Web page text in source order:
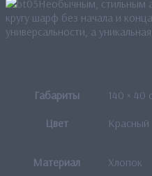
Необычным, стильным
кругу шарф без начала и
универсальности, а
Габариты
140 × 40
Цвет
Красный
Материал Хлопок